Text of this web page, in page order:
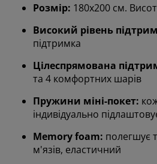
Розмір: 180х200 см.
Високий рівень
підтримка
Цілеспрямована
та 4 комфортних шарів
Пружини міні-покет:
індивідуально
Memory foam: полегшує
м'язів, еластичний